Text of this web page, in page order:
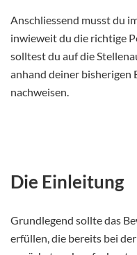
Anschliessend musst du
inwieweit du die richtige
solltest du auf die
anhand deiner bisherigen
nachweisen.
Die Einleitung
Grundlegend sollte das
erfüllen, die bereits bei